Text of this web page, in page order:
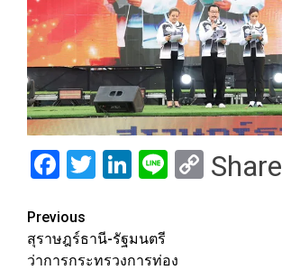
Facebook
Twitter
LinkedIn
LineCopy
Share
Post
navigation
Previous
สุราษฎร์ธานี-รัฐมนตรี
ว่าการกระทรวงการท่อง